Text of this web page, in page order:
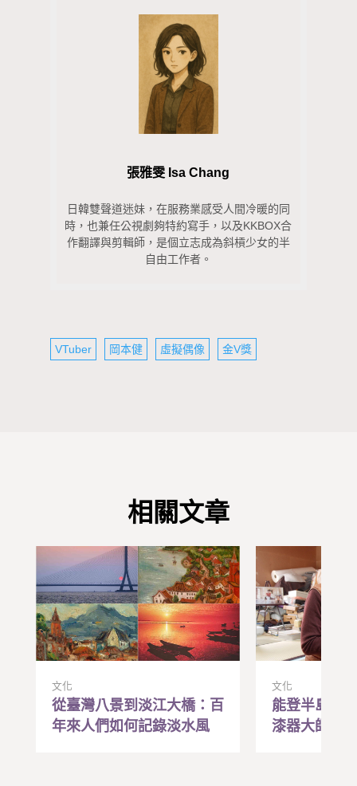
張雅雯 Isa Chang
日韓雙聲道迷妹，在服務業感受人間冷暖的同
時，也兼任公視劇夠特約寫手，以及KKBOX合
作翻譯與剪輯師，是個立志成為斜槓少女的半
自由工作者。
VTuber 岡本健 虛擬偶像 金V獎
相關文章
文化
從臺灣八景到淡江大橋：百
年來人們如何記錄淡水風
文化
能登半島大
漆器大師北